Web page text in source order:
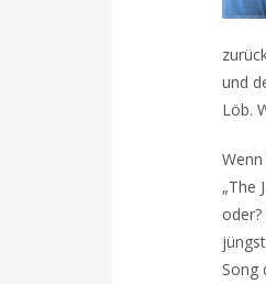
und
Löb.
„The
Song